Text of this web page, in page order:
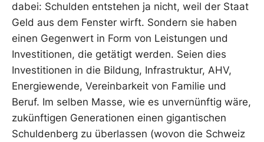
dabei: Schulden entstehen ja nicht, weil der Staat
Geld aus dem Fenster wirft. Sondern sie haben
einen Gegenwert in Form von Leistungen und
Investitionen, die getätigt werden. Seien dies
Investitionen in die Bildung, Infrastruktur, AHV,
Energiewende, Vereinbarkeit von Familie und
Beruf. Im selben Masse, wie es unvernünftig wäre,
zukünftigen Generationen einen gigantischen
Schuldenberg zu überlassen (wovon die Schweiz